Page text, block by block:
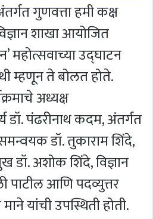
गुणवत्ता हमी कक्ष
शाखा आयोजित
महोत्सवाच्या उद्घाटन
म्हणून ते बोलत होते.
अध्यक्ष
डॉ. पंढरीनाथ कदम, अंतर्गत
डॉ. तुकाराम शिंदे,
डॉ. अशोक शिंदे, विज्ञान
पाटील आणि पदव्युत्तर
यांची उपस्थिती होती.